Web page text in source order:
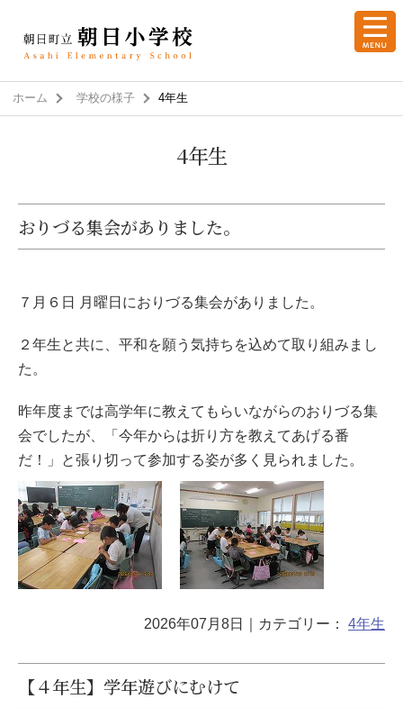
ホーム 学校の様子 4年生
4年生
おりづる集会がありました。
７月６日 月曜日におりづる集会がありました。
２年生と共に、平和を願う気持ちを込めて取り組みまし
た。
昨年度までは高学年に教えてもらいながらのおりづる集
会でしたが、「今年からは折り方を教えてあげる番
だ！」と張り切って参加する姿が多く見られました。
2026年07月8日 ｜カテゴリー： 4年生
【４年生】学年遊びにむけて